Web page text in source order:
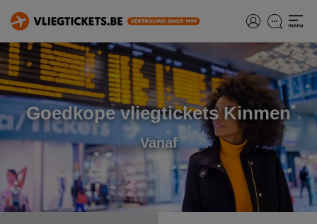
Goedkope vliegtickets Kinmen
Vanaf